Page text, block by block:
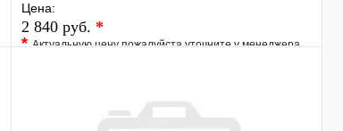
Цена:
2 840 руб. *
*Актуальную цену пожалуйста уточните у менеджера